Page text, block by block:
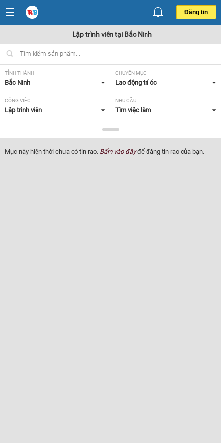
Đăng tin
Lập trình viên tại Bắc Ninh
TỈNH THÀNH
Bắc Ninh
CHUYÊN MỤC
Lao động trí óc
CÔNG VIỆC
Lập trình viên
NHU CẦU
Tìm việc làm
Tất cả
Mục này hiện thời chưa có tin rao. Bấm vào đâyđể đăng tin rao của bạn.